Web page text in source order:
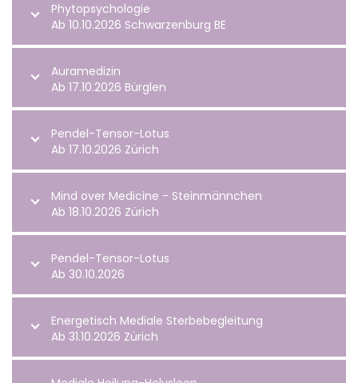
Phytopsychologie
Ab 10.10.2026 Schwarzenburg BE
Auramedizin
Ab 17.10.2026 Bürglen
Pendel-Tensor-Lotus
Ab 17.10.2026 Zürich
Mind over Medicine - Steinmännchen
Ab 18.10.2026 Zürich
Pendel-Tensor-Lotus
Ab 30.10.2026
Energetisch Mediale Sterbebegleitung
Ab 31.10.2026 Zürich